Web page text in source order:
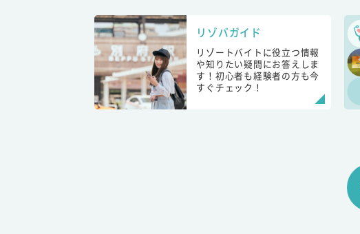
リゾバガイド
リゾートバイトに役立つ情報
や知りたい疑問にお答えしま
す！初心者も経験者の方も今
すぐチェック！